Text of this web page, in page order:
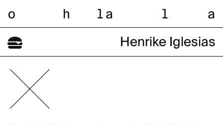
o h l a l a
Henrike Iglesias